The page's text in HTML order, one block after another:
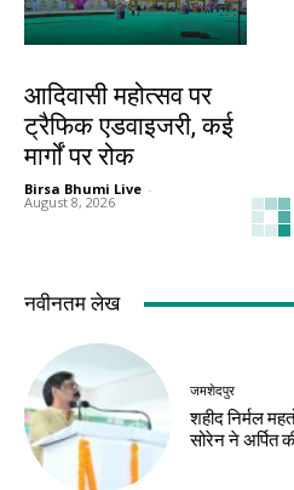
आदिवासी महोत्सव पर
ट्रैफिक एडवाइजरी, कई
मार्गों पर रोक
Birsa Bhumi Live -
August 8, 2026
झारखंड न्यूज़
10 अगस्त को विधानसभा
घेराव, छात्रों से रांची